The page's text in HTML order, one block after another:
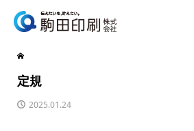
定規
2025.01.24